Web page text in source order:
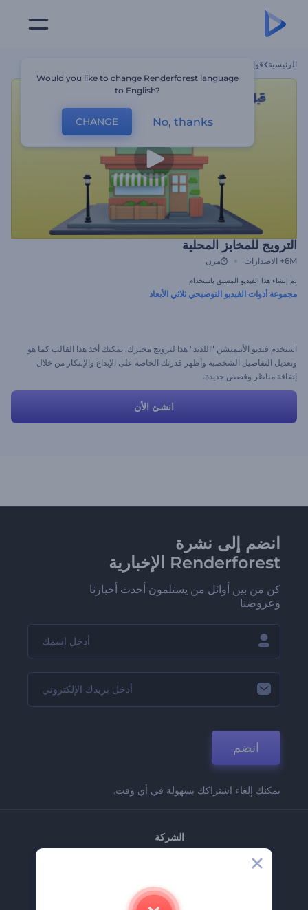
الرئيسية قوالب
الترويج للمخابز المحلية
6M+ الاصدارات مرن
تم إنشاء هذا الفيديو المسبق باستخدام
مجموعة أدوات الفيديو التوضيحي ثلاثي الأبعاد
استخدم فيديو الأنيميشن "اللذيذ" هذا لترويج مخبزك. يمكنك أخذ هذا القالب كما هو
وتعديل التفاصيل الشخصية وأظهر قدرتك الخاصة على الإبداع والإبتكار من خلال
إضافة مناظر وقصص جديدة.
انشئ الأن
انضم إلى نشرة
Renderforest الإخبارية
كن من بين أوائل من يستلمون أحدث أخبارنا
وعروضنا
انضم
يمكنك إلغاء اشتراكك بسهولة في أي وقت.
الشركة
اتصل بنا
وظائف
Would you like to change Renderforest language
to English?
CHANGE No, thanks